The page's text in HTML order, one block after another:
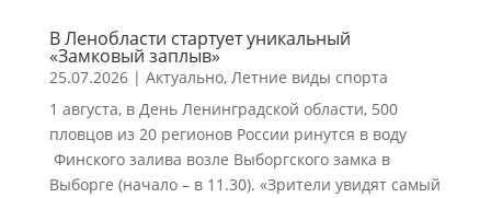
В Ленобласти стартует уникальный
«Замковый заплыв»
25.07.2026| Актуально, Летние виды спорта
1 августа, в День Ленинградской области, 500
пловцов из 20 регионов России ринутся в воду
Финского залива возле Выборгского замка в
Выборге (начало – в 11.30). «Зрители увидят самый